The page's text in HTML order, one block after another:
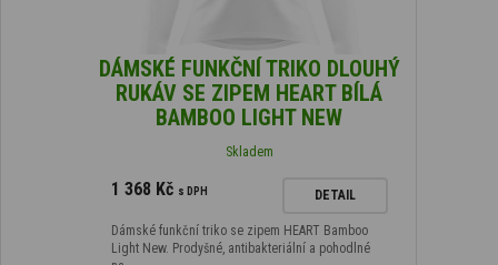
DÁMSKÉ FUNKČNÍ TRIKO DLOUHÝ
RUKÁV SE ZIPEM HEART BÍLÁ
BAMBOO LIGHT NEW
Skladem
1 368 Kč s DPH DETAIL
Dámské funkční triko se zipem HEART Bamboo
Light New. Prodyšné, antibakteriální a pohodlné